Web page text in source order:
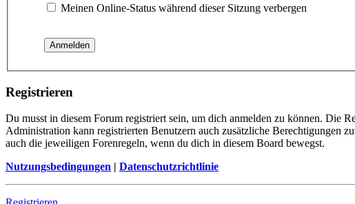
Meinen Online-Status während dieser Sitzung verbergen
Registrieren
Du musst in diesem Forum registriert sein, um dich anmelden zu können. Die
Administration kann registrierten Benutzern auch zusätzliche Berechtigungen
auch die jeweiligen Forenregeln, wenn du dich in diesem Board bewegst.
Nutzungsbedingungen | Datenschutzrichtlinie